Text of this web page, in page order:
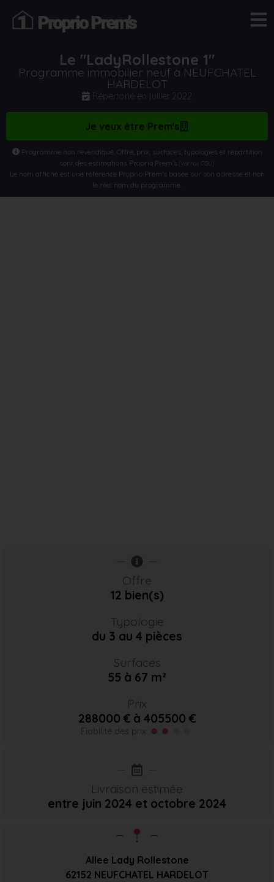
Le "LadyRollestone 1"
Programme immobilier neuf à NEUFCHATEL
HARDELOT
Répertorié en juillet 2022
Je veux être Prem's
Programme non revendiqué. Offre, prix, surfaces, typologies et répartition
sont des estimations Proprio Prem’s(Voir nos CGU)
Le nom affiché est une référence Proprio Prem’s basée sur son adresse et non
le réel nom du programme.
Offre
12 bien(s)
Typologie
du 3 au 4 pièces
Surfaces
55 à 67 m²
Prix
288000 € à 405500 €
Fiabilité des prix
Livraison estimée
entre juin 2024 et octobre 2024
Allee Lady Rollestone
62152 NEUFCHATEL HARDELOT